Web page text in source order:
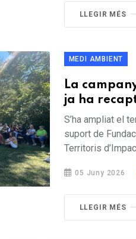
LLEGIR MÉS
MEDI AMBIENT
La
ja ha
S’ha ampliat el
suport de
Territoris
05 Juny 2026
LLEGIR MÉS